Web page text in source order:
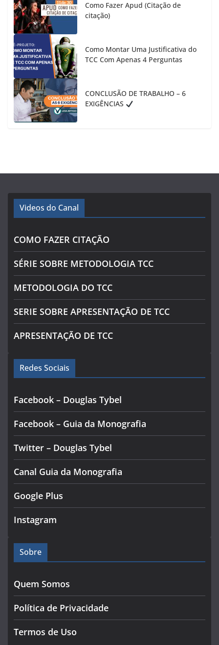
Como Fazer Apud (Citação de
citação)
Como Montar Uma Justificativa do
TCC Com Apenas 4 Perguntas
CONCLUSÃO DE TRABALHO – 6
EXIGÊNCIAS
Videos do Canal
COMO FAZER CITAÇÃO
SÉRIE SOBRE METODOLOGIA TCC
METODOLOGIA DO TCC
SERIE SOBRE APRESENTAÇÃO DE TCC
APRESENTAÇÃO DE TCC
Redes Sociais
Facebook – Douglas Tybel
Facebook – Guia da Monografia
Twitter – Douglas Tybel
Canal Guia da Monografia
Google Plus
Instagram
Sobre
Quem Somos
Política de Privacidade
Termos de Uso